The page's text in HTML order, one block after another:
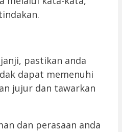
pastikan anda
dapat memenuhi
jujur dan tawarkan
dan perasaan anda